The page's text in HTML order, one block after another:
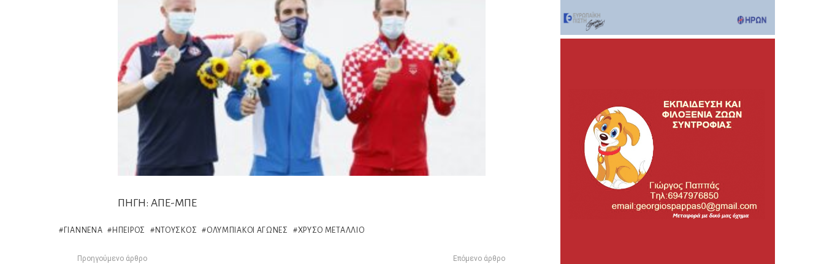
ΠΗΓΗ: ΑΠΕ-ΜΠΕ
ΓΙΆΝΝΕΝΑ ΉΠΕΙΡΟΣ ΝΤΟΎΣΚΟΣ ΟΛΥΜΠΙΑΚΟΊ ΑΓΏΝΕΣ ΧΡΥΣΌ ΜΕΤΆΛΛΙΟ
Προηγούμενο άρθρο Επόμενο άρθρο